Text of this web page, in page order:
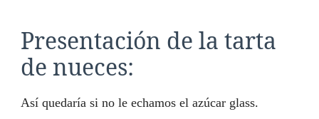
Presentación de la tarta
de nueces:
Así quedaría si no le echamos el azúcar glass.